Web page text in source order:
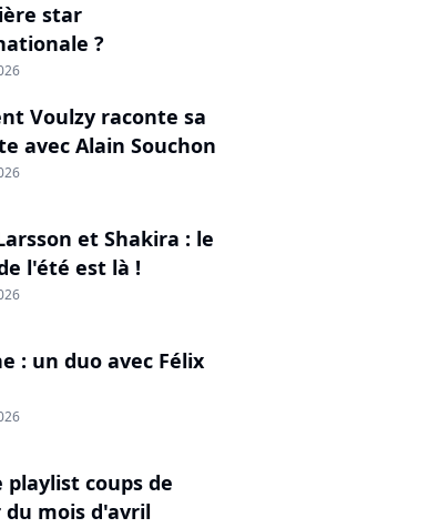
star
?
Voulzy raconte sa
avec Alain Souchon
et Shakira : le
l'été est là !
: un duo avec Félix
playlist coups de
du mois d'avril